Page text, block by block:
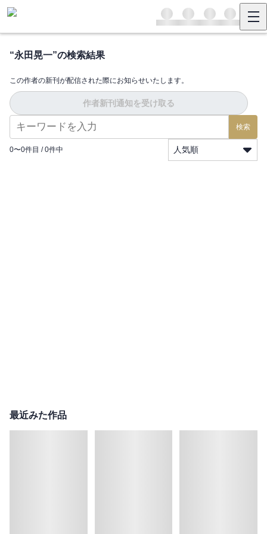
“永田晃一”の検索結果
この作者の新刊が配信された際にお知らせいたします。
作者新刊通知を受け取る
検索
0〜0件目 / 0件中 人気順
最近みた作品